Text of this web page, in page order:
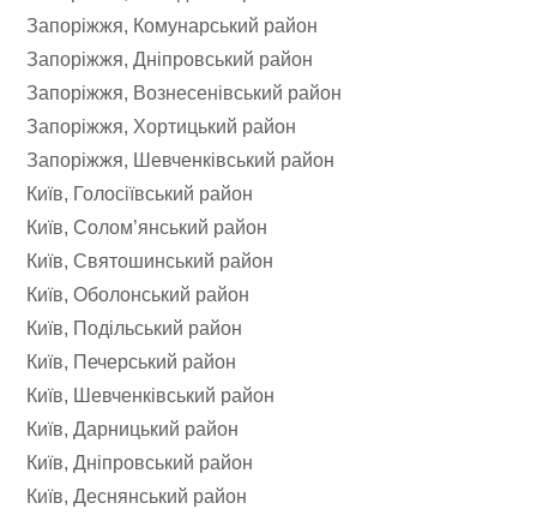
Запоріжжя, Комунарський район
Запоріжжя, Дніпровський район
Запоріжжя, Вознесенівський район
Запоріжжя, Хортицький район
Запоріжжя, Шевченківський район
Київ, Голосіївський район
Київ, Солом’янський район
Київ, Святошинський район
Київ, Оболонський район
Київ, Подільський район
Київ, Печерський район
Київ, Шевченківський район
Київ, Дарницький район
Київ, Дніпровський район
Київ, Деснянський район